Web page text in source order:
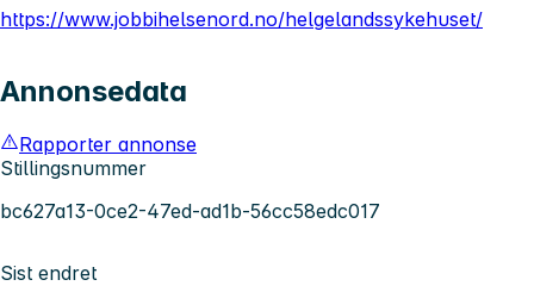
https://www.jobbihelsenord.no/helgelandssykehuset/
Annonsedata
Rapporter annonse
Stillingsnummer
bc627a13-0ce2-47ed-ad1b-56cc58edc017
Sist endret